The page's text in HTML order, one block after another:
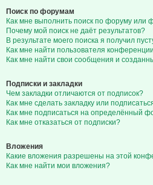
Поиск по форумам
Как мне выполнить поиск по форуму или
Почему мой поиск не даёт результатов?
В результате моего поиска я получил
Как мне найти пользователя
Как мне найти свои сообщения и
Подписки и закладки
Чем закладки отличаются от подписок?
Как мне сделать закладку или
Как мне подписаться на определённый
Как мне отказаться от подписки?
Вложения
Какие вложения разрешены на этой
Как мне найти мои вложения?